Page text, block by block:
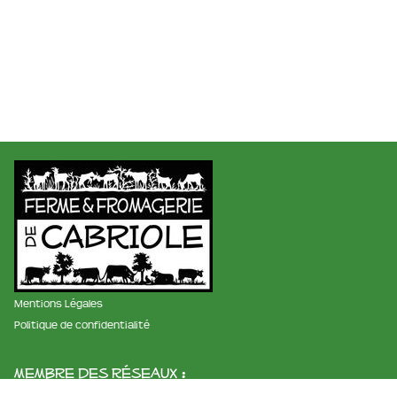
Mentions Légales
Politique de confidentialité
membre des réseaux :